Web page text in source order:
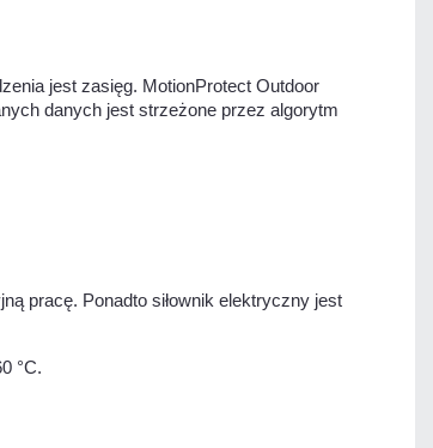
jest zasięg. MotionProtect Outdoor
danych jest strzeżone przez algorytm
pracę. Ponadto siłownik elektryczny jest
°C.